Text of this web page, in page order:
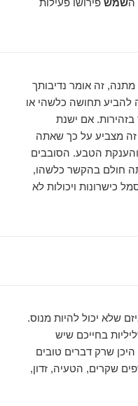
זה אומר נדיבותך
להביע תחושה כלשהי או
אם ישנת
מצביע על כך שאתה
והענקת הטבע. הסובבים
חולם בהקשר כלשהו,
כישרונות ויכולות לא
שלא יכול להיות מנוס.
בחייכם שיש
שרק דברים טובים
שקרים, הטעיה, זדון,